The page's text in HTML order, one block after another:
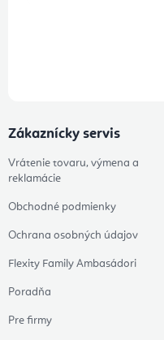
Zákaznícky servis
Vrátenie tovaru, výmena a
reklamácie
Obchodné podmienky
Ochrana osobných údajov
Flexity Family Ambasádori
Poradňa
Pre firmy